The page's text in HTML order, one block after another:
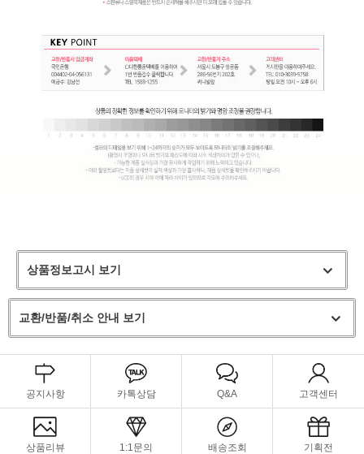
상품정보고시 보기
교환/반품/취소 안내 보기
공지사항 카톡상담 Q&A 고객센터
상품리뷰 1:1문의 배송조회 기획전